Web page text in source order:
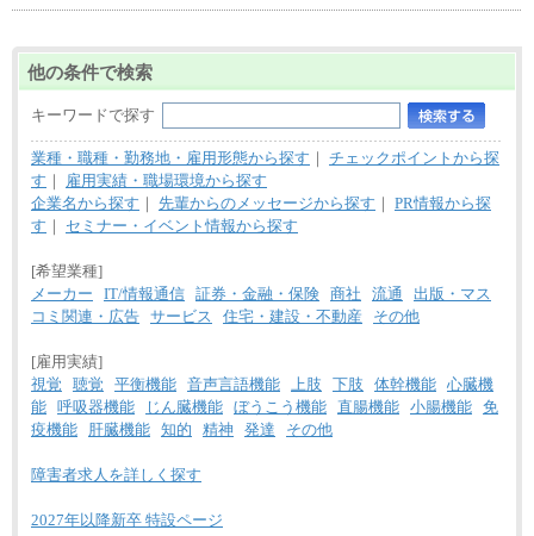
他の条件で検索
キーワードで探す
業種・職種・勤務地・雇用形態から探す ｜ チェックポイントから探
す ｜
雇用実績・職場環境から探す
企業名から探す ｜ 先輩からのメッセージから探す ｜ PR情報から探
す ｜ セミナー・イベント情報から探す
[希望業種]
メーカー
IT/情報通信 証券・金融・保険 商社 流通
出版・マス
コミ関連・広告 サービス 住宅・建設・不動産 その他
[雇用実績]
視覚
聴覚 平衡機能 音声言語機能 上肢 下肢 体幹機能 心臓機
能 呼吸器機能 じん臓機能 ぼうこう機能 直腸機能 小腸機能 免
疫機能
肝臓機能 知的 精神 発達 その他
障害者求人を詳しく探す
2027年以降新卒 特設ページ